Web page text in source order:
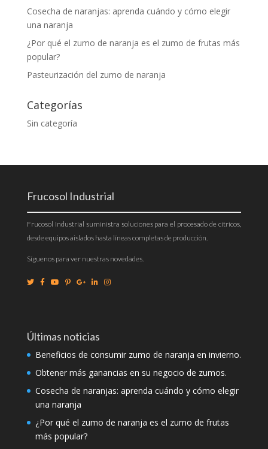
Cosecha de naranjas: aprenda cuándo y cómo elegir
una naranja
¿Por qué el zumo de naranja es el zumo de frutas más
popular?
Pasteurización del zumo de naranja
Categorías
Sin categoría
Frucosol Industrial
Frucosol Industrial suministra soluciones para el procesado de cítricos,
desde equipos aislados hasta líneas completas de producción.
Síguenos para ver nuestras novedades.
Últimas noticias
Beneficios de consumir zumo de naranja en invierno.
Obtener más ganancias en su negocio de zumos.
Cosecha de naranjas: aprenda cuándo y cómo elegir
una naranja
¿Por qué el zumo de naranja es el zumo de frutas
más popular?